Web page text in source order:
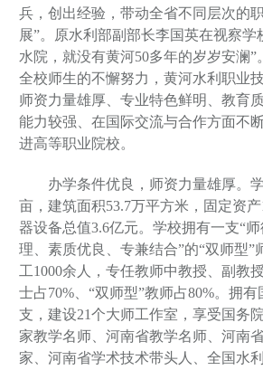
兵，创出经验，带动全省不同层次的
展”。原水利部副部长李国英在视察学
水院，就没有黄河50多年的岁岁安澜”
全校师生的不懈努力，黄河水利职业
师资力量雄厚、专业特色鲜明、教育
能力较强、在国际交流与合作方面不
进高等职业院校。
办学条件优良，师资力量雄厚。
亩，建筑面积53.7万平方米，固定资
器设备总值3.6亿元。学校拥有一支“
理、素质优良、专兼结合”的“双师型”
工1000余人， 专任教师中教授、副教
士占70% 、“双师型”教师占80%。 拥有
支，建设21个大师工作室，享受国务
家教学名师、河南省教学名师、河南
家、河南省学术技术带头人、全国水